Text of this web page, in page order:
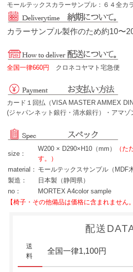
モールテックスカラーサンプル：６４全カ
カラーサンプル製作のため約10〜
全国一律660円 クロネコヤマト宅急便
カード１回払（VISA MASTER AMMEX
(ジャパンネット銀行・清水銀行）・アマゾ
size：
W200 × D290×H10（mm）
（た
す。）
material： モールテックスサンプル（MDF
製造：
日本製（静岡県）
no：
MORTEX A4color sample
【椅子・その他備品は価格に含まれません。
配送
送
料
全国一律1,100円